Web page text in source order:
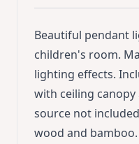
Beautiful pendant
children's room.
lighting effects.
with ceiling canopy
source not
wood and bamboo.